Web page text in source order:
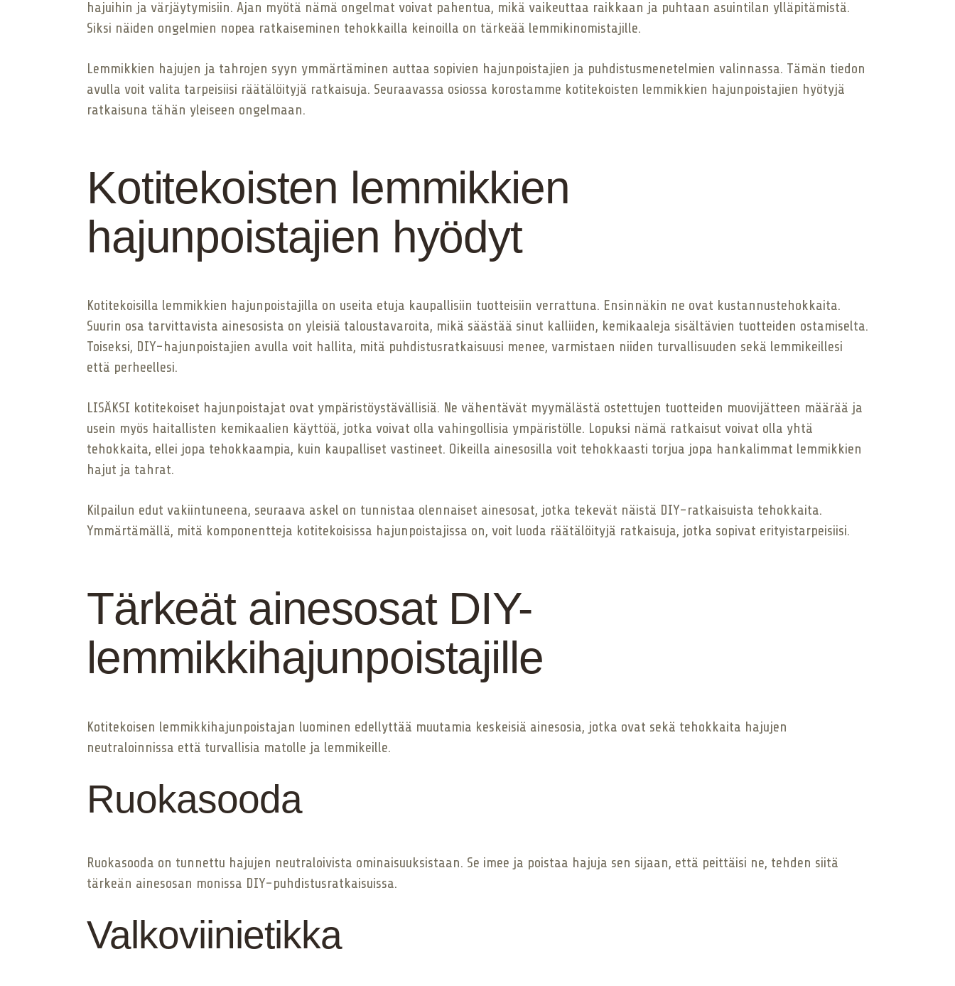
hajuihin ja värjäytymisiin. Ajan myötä nämä ongelmat voivat pahentua, mikä vaikeuttaa raikkaan ja puhtaan asuintilan ylläpitämistä.
Siksi näiden ongelmien nopea ratkaiseminen tehokkailla keinoilla on tärkeää lemmikinomistajille.
Lemmikkien hajujen ja tahrojen syyn ymmärtäminen auttaa sopivien hajunpoistajien ja puhdistusmenetelmien valinnassa. Tämän tiedon
avulla voit valita tarpeisiisi räätälöityjä ratkaisuja. Seuraavassa osiossa korostamme kotitekoisten lemmikkien hajunpoistajien hyötyjä
ratkaisuna tähän yleiseen ongelmaan.
Kotitekoisten lemmikkien
hajunpoistajien hyödyt
Kotitekoisilla lemmikkien hajunpoistajilla on useita etuja kaupallisiin tuotteisiin verrattuna. Ensinnäkin ne ovat kustannustehokkaita.
Suurin osa tarvittavista ainesosista on yleisiä taloustavaroita, mikä säästää sinut kalliiden, kemikaaleja sisältävien tuotteiden ostamiselta.
Toiseksi, DIY-hajunpoistajien avulla voit hallita, mitä puhdistusratkaisuusi menee, varmistaen niiden turvallisuuden sekä lemmikeillesi
että perheellesi.
LISÄKSI kotitekoiset hajunpoistajat ovat ympäristöystävällisiä. Ne vähentävät myymälästä ostettujen tuotteiden muovijätteen määrää ja
usein myös haitallisten kemikaalien käyttöä, jotka voivat olla vahingollisia ympäristölle. Lopuksi nämä ratkaisut voivat olla yhtä
tehokkaita, ellei jopa tehokkaampia, kuin kaupalliset vastineet. Oikeilla ainesosilla voit tehokkaasti torjua jopa hankalimmat lemmikkien
hajut ja tahrat.
Kilpailun edut vakiintuneena, seuraava askel on tunnistaa olennaiset ainesosat, jotka tekevät näistä DIY-ratkaisuista tehokkaita.
Ymmärtämällä, mitä komponentteja kotitekoisissa hajunpoistajissa on, voit luoda räätälöityjä ratkaisuja, jotka sopivat erityistarpeisiisi.
Tärkeät ainesosat DIY-
lemmikkihajunpoistajille
Kotitekoisen lemmikkihajunpoistajan luominen edellyttää muutamia keskeisiä ainesosia, jotka ovat sekä tehokkaita hajujen
neutraloinnissa että turvallisia matolle ja lemmikeille.
Ruokasooda
Ruokasooda on tunnettu hajujen neutraloivista ominaisuuksistaan. Se imee ja poistaa hajuja sen sijaan, että peittäisi ne, tehden siitä
tärkeän ainesosan monissa DIY-puhdistusratkaisuissa.
Valkoviinietikka